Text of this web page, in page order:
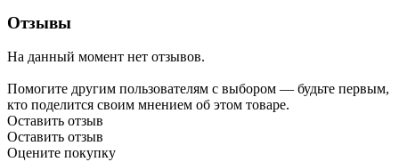
Отзывы
На данный момент нет отзывов.
Помогите другим пользователям с выбором — будьте первым,
кто поделится своим мнением об этом товаре.
Оставить отзыв
Оставить отзыв
Оцените покупку